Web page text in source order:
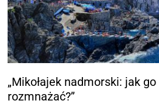
„Mikołajek nadmorski: jak
rozmnażać?”